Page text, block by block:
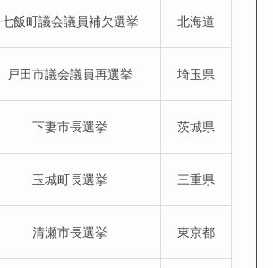
七飯町議会議員補欠選挙 北海道
戸田市議会議員再選挙 埼玉県
下妻市長選挙 茨城県
玉城町長選挙 三重県
清瀬市長選挙 東京都